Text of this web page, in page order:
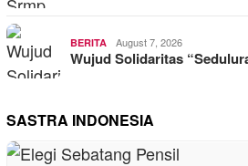
BERITA August 7, 2026
Wujud Solidaritas
SASTRA INDONESIA